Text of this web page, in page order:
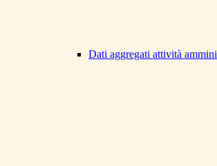
Dati aggregati attività